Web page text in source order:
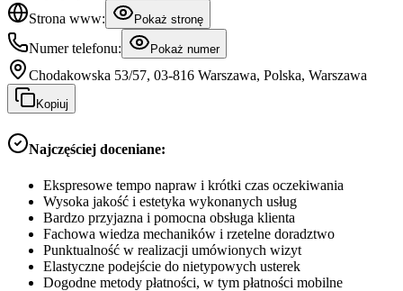
Strona www:
Pokaż stronę
Numer telefonu: Pokaż numer
Chodakowska 53/57, 03-816 Warszawa, Polska, Warszawa
Kopiuj
Najczęściej doceniane:
Ekspresowe tempo napraw i krótki czas oczekiwania
Wysoka jakość i estetyka wykonanych usług
Bardzo przyjazna i pomocna obsługa klienta
Fachowa wiedza mechaników i rzetelne doradztwo
Punktualność w realizacji umówionych wizyt
Elastyczne podejście do nietypowych usterek
Dogodne metody płatności, w tym płatności mobilne